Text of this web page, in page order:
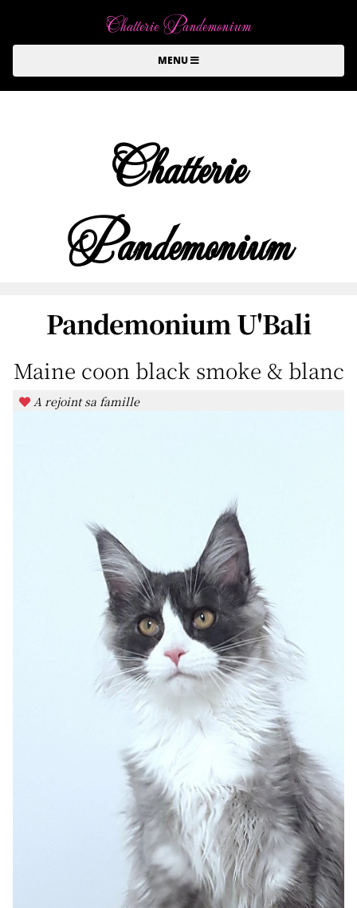
Chatterie Pandemonium
MENU
Chatterie
Pandemonium
Pandemonium U'Bali
Maine coon black smoke & blanc
A rejoint sa famille